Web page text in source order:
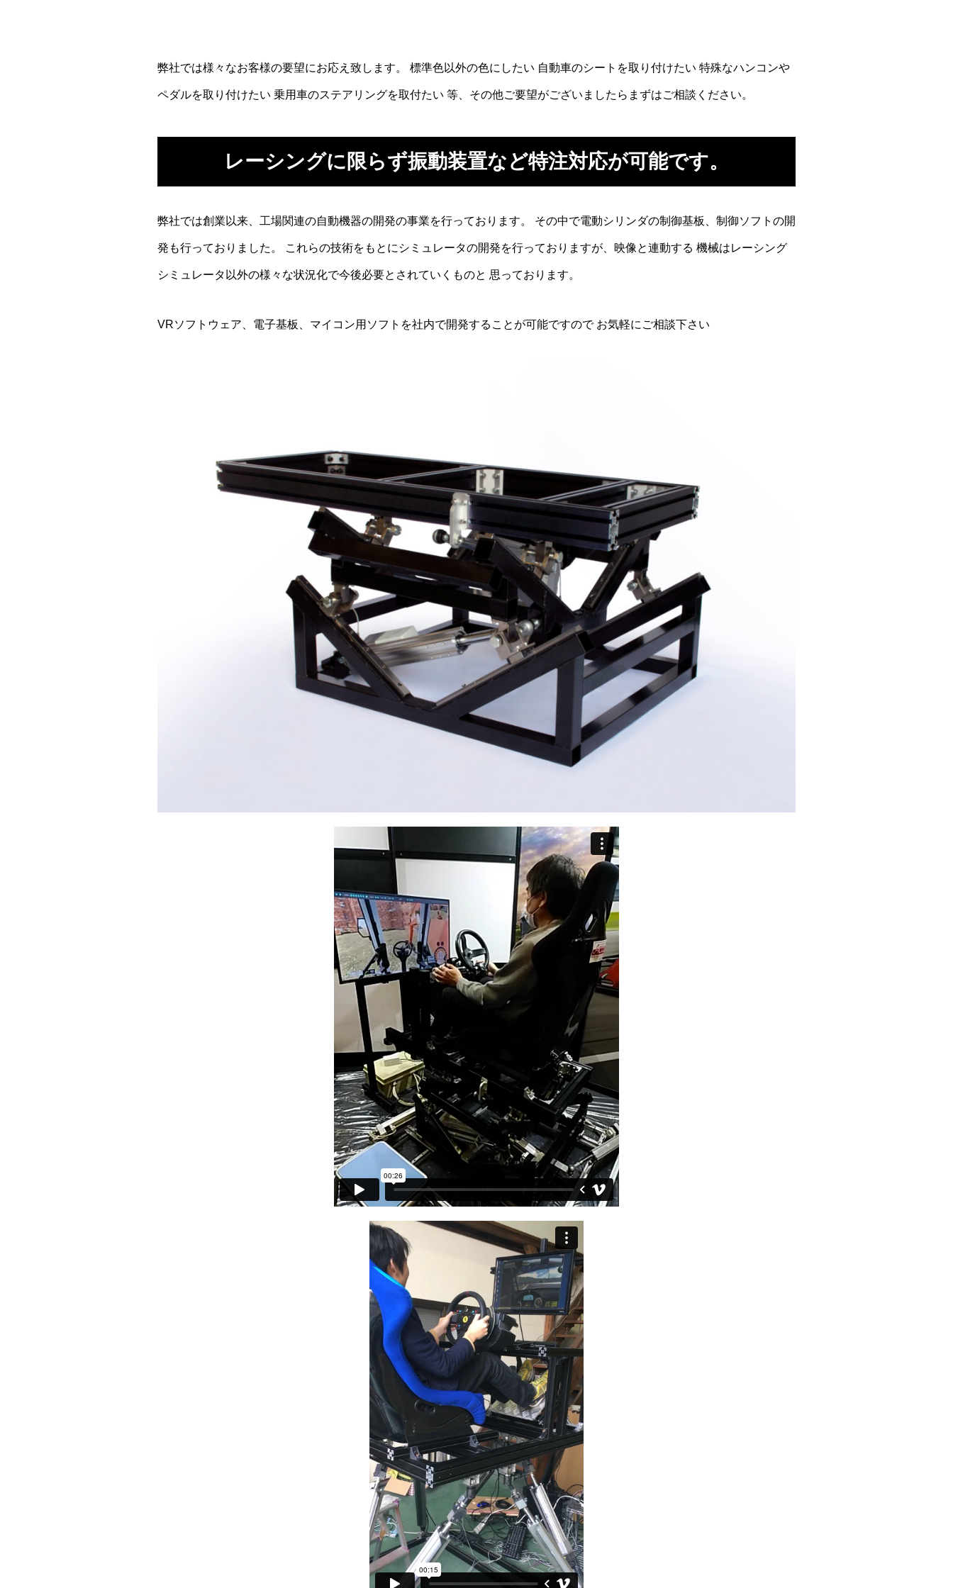
弊社では様々なお客様の要望にお応え致します。 標準色以外の色にしたい 自動車のシートを取り付けたい 特殊なハンコンや
ペダルを取り付けたい 乗用車のステアリングを取付たい 等、その他ご要望がございましたらまずはご相談ください。
レーシングに限らず振動装置など特注対応が可能です。
弊社では創業以来、工場関連の自動機器の開発の事業を行っております。 その中で電動シリンダの制御基板、制御ソフトの開
発も行っておりました。 これらの技術をもとにシミュレータの開発を行っておりますが、映像と連動する 機械はレーシング
シミュレータ以外の様々な状況化で今後必要とされていくものと 思っております。
VRソフトウェア、電子基板、マイコン用ソフトを社内で開発することが可能ですので お気軽にご相談下さい